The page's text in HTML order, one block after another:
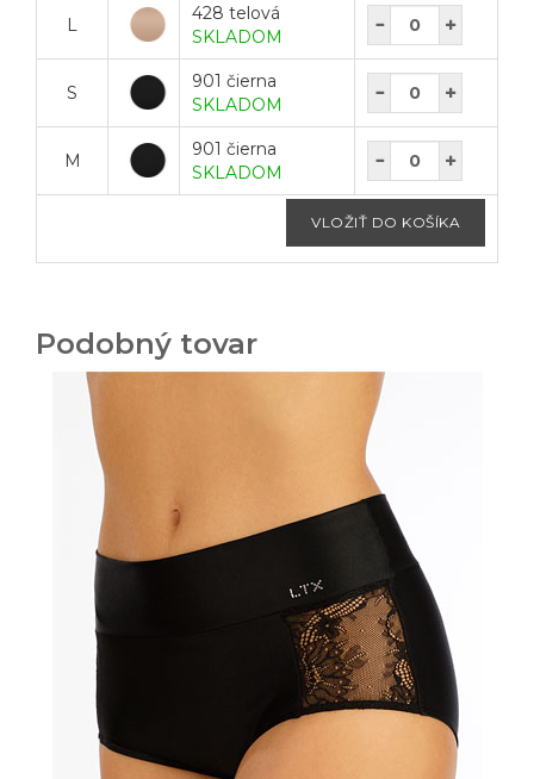
L
428 telová
SKLADOM
S
901 čierna
SKLADOM
M
901 čierna
SKLADOM
Podobný tovar